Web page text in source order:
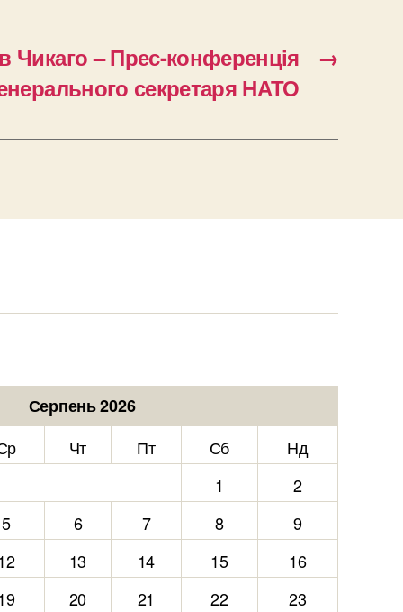
→
Чикаго – Прес-конференція
секретаря НАТО
Серпень 2026
Чт Пт Сб
Нд
1
2
5 6 7 8
9
13 14 15
16
20 21 22
23